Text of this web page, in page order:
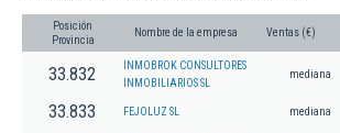
Posición
Provincia
Nombre de la empresa Ventas (€)
33.832
INMOBROK CONSULTORES
INMOBILIARIOS SL
mediana
33.833 FEJOLUZ SL mediana